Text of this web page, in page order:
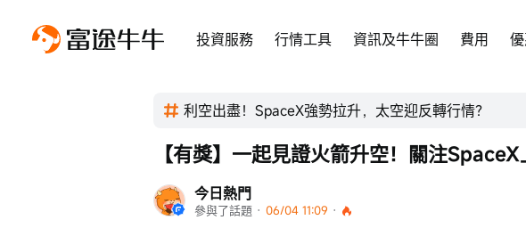
投資服務 行情工具 資訊及牛牛圈 費用
利空出盡！SpaceX強勢拉升，太空迎反轉行情？
今日熱門
參與了話題 · 06/04 11:09 ·
【有獎】一起見證火箭升空！關注SpaceX